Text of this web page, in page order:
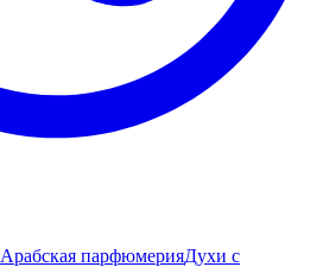
Арабская парфюмерияДухи с